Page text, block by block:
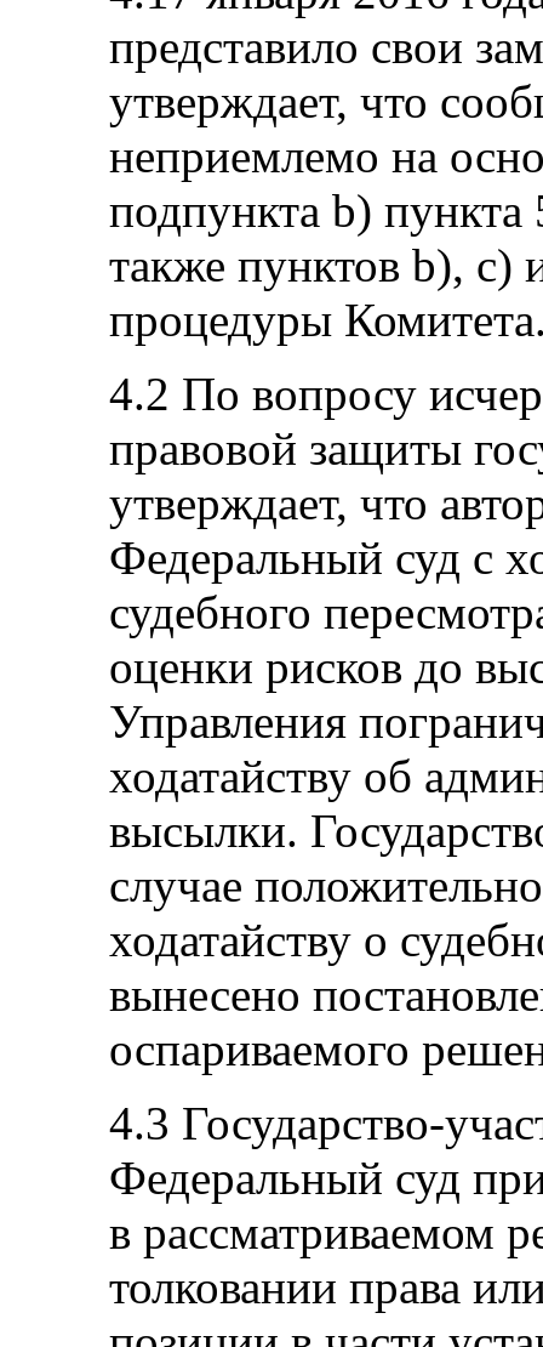
представило свои
утверждает, что
неприемлемо на
подпункта b) пункта
также пунктов b), c)
процедуры
4.2 По вопросу
правовой защиты
утверждает, что
Федеральный суд с
судебного
оценки рисков до
Управления
ходатайству об
высылки.
случае
ходатайству о
вынесено
оспариваемого
4.3 Государство-
Федеральный суд
в рассматриваемом
толковании права